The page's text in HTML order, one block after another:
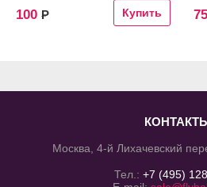
100 Р 75
Москва, 4-й Лихачевский
Тел.: +7 (495)